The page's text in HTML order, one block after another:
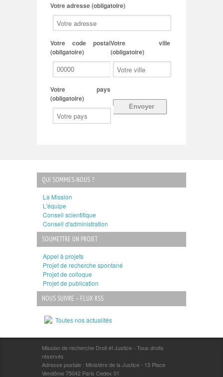
Votre adresse (obligatoire)
Votre code postal
(obligatoire)
Votre ville
(obligatoire)
Votre pays
(obligatoire)
QUI SOMMES-NOUS ?
La Mission
L'équipe
Conseil scientifique
Conseil d'administration
SOUMETTRE UN PROJET
Appel à projets
Projet de recherche spontané
Projet de colloque
Projet de publication
NOUS SUIVRE – FLUX RSS
Toutes nos actualités
Mission de recherche Droit et Justice - Tous droits
réservés
Adresse postale : Ministère de la Justice - 13 Place
Vendôme 75042 Paris Cedex 01